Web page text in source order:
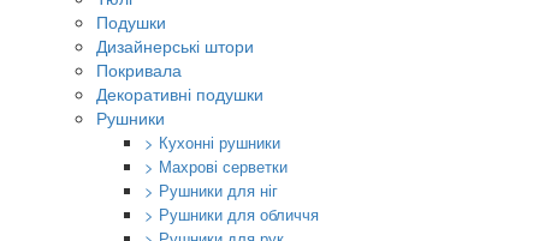
Подушки
Дизайнерські штори
Покривала
Декоративні подушки
Рушники
> Кухонні рушники
> Махрові серветки
> Рушники для ніг
> Рушники для обличчя